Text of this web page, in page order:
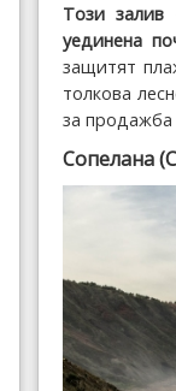
Този
уединена
защитят
толкова
за продажба
Сопелана